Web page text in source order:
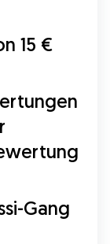
15 €
Gang